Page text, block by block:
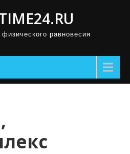
равновесия